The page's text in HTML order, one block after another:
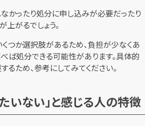
かったり処分に申し込みが必要だったり
上がるでしょう。
つか選択肢があるため、負担が少なくあ
ば処分できる可能性があります。具体的
ため、参考にしてみてください。
いない」と感じる人の特徴